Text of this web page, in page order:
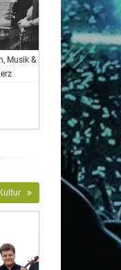
Musik &